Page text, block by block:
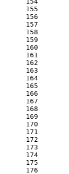
155
156
157
158
159
160
161
162
163
164
165
166
167
168
169
170
171
172
173
174
175
176